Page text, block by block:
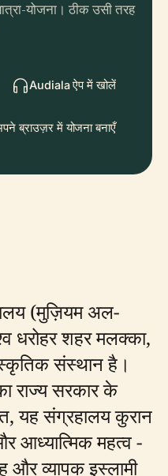
योजना। ठीक उसी तरह
Audiala ऐप में खोलें
ब्राउज़र में योजना बनाएँ
(मुज़ियम अल-
धरोहर शहर मलक्का,
संस्थान है।
राज्य सरकार के
यह संग्रहालय कुरान
आध्यात्मिक महत्व -
और व्यापक इस्लामी